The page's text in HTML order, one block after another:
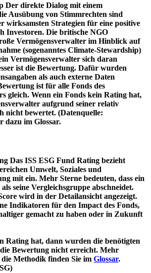
Der direkte Dialog mit einem
Ausübung von Stimmrechten sind
wirksamsten Strategien für eine positive
Investoren. Die britische NGO
Vermögensverwalter im Hinblick auf
(sogenanntes Climate-Stewardship)
Vermögensverwalter sich daran
ist die Bewertung. Dafür wurden
als auch externe Daten
ist für alle Fonds des
gleich. Wenn ein Fonds kein Rating hat,
aufgrund seiner relativ
nicht bewertet. (Datenquelle:
dazu im Glossar.
Das ISS ESG Fund Rating bezieht
Umwelt, Soziales und
mit ein. Mehr Sterne bedeuten, dass ein
seine Vergleichsgruppe abschneidet.
wird in der Detailansicht angezeigt.
Indikatoren für den Impact des Fonds,
gemacht zu haben oder in Zukunft
Rating hat, dann wurden die benötigten
Bewertung nicht erreicht. Mehr
Methodik finden Sie im Glossar.